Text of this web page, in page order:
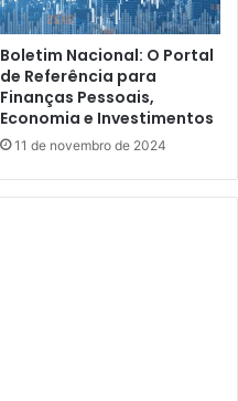
Boletim Nacional: O Portal
de Referência para
Finanças Pessoais,
Economia e Investimentos
11 de novembro de 2024